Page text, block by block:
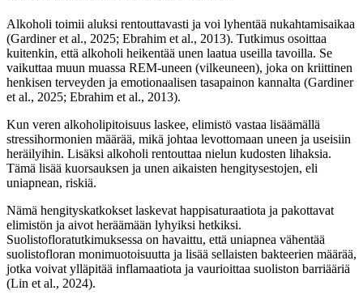
Alkoholi toimii aluksi rentouttavasti ja voi lyhentää nukahtamisaikaa
(Gardiner et al., 2025; Ebrahim et al., 2013). Tutkimus osoittaa
kuitenkin, että alkoholi heikentää unen laatua useilla tavoilla. Se
vaikuttaa muun muassa REM-uneen (vilkeuneen), joka on kriittinen
henkisen terveyden ja emotionaalisen tasapainon kannalta (Gardiner
et al., 2025; Ebrahim et al., 2013).
Kun veren alkoholipitoisuus laskee, elimistö vastaa lisäämällä
stressihormonien määrää, mikä johtaa levottomaan uneen ja useisiin
heräilyihin. Lisäksi alkoholi rentouttaa nielun kudosten lihaksia.
Tämä lisää kuorsauksen ja unen aikaisten hengitysestojen, eli
uniapnean, riskiä.
Nämä hengityskatkokset laskevat happisaturaatiota ja pakottavat
elimistön ja aivot heräämään lyhyiksi hetkiksi.
Suolistofloratutkimuksessa on havaittu, että uniapnea vähentää
suolistofloran monimuotoisuutta ja lisää sellaisten bakteerien määrää,
jotka voivat ylläpitää inflamaatiota ja vaurioittaa suoliston barriääriä
(Lin et al., 2024).